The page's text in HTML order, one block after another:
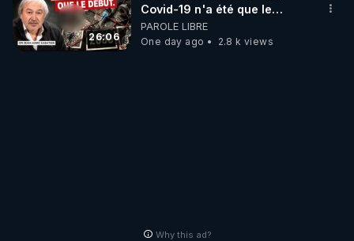
26:06
Covid-19 n'a été que le
début - L'ARNm & l'ARNm-aa
jusqu où auront-t-il ?
PAROLE LIBRE
One day ago
2.8 k views
Why this ad?